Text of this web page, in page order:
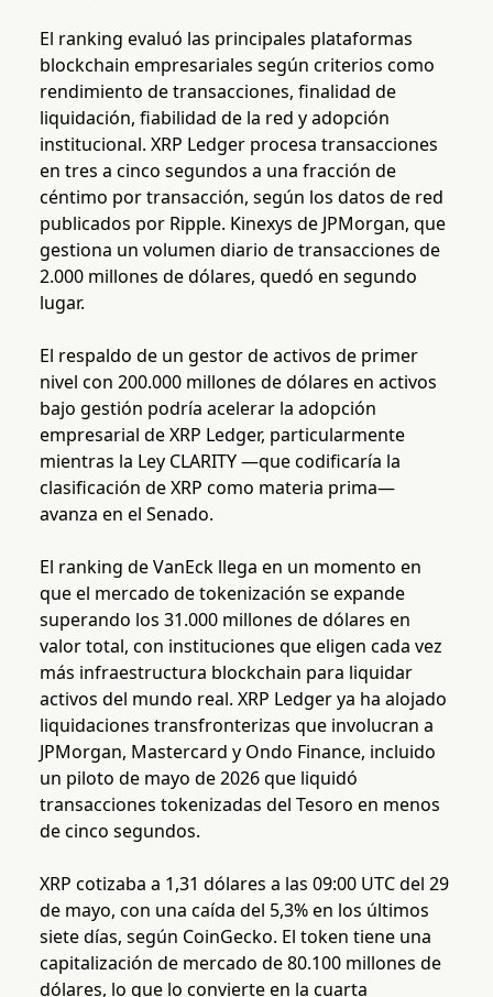
El ranking evaluó las principales plataformas
blockchain empresariales según criterios como
rendimiento de transacciones, finalidad de
liquidación, fiabilidad de la red y adopción
institucional. XRP Ledger procesa transacciones
en tres a cinco segundos a una fracción de
céntimo por transacción, según los datos de red
publicados por Ripple. Kinexys de JPMorgan, que
gestiona un volumen diario de transacciones de
2.000 millones de dólares, quedó en segundo
lugar.
El respaldo de un gestor de activos de primer
nivel con 200.000 millones de dólares en activos
bajo gestión podría acelerar la adopción
empresarial de XRP Ledger, particularmente
mientras la Ley CLARITY —que codificaría la
clasificación de XRP como materia prima—
avanza en el Senado.
El ranking de VanEck llega en un momento en
que el mercado de tokenización se expande
superando los 31.000 millones de dólares en
valor total, con instituciones que eligen cada vez
más infraestructura blockchain para liquidar
activos del mundo real. XRP Ledger ya ha alojado
liquidaciones transfronterizas que involucran a
JPMorgan, Mastercard y Ondo Finance, incluido
un piloto de mayo de 2026 que liquidó
transacciones tokenizadas del Tesoro en menos
de cinco segundos.
XRP cotizaba a 1,31 dólares a las 09:00 UTC del 29
de mayo, con una caída del 5,3% en los últimos
siete días, según CoinGecko. El token tiene una
capitalización de mercado de 80.100 millones de
dólares, lo que lo convierte en la cuarta